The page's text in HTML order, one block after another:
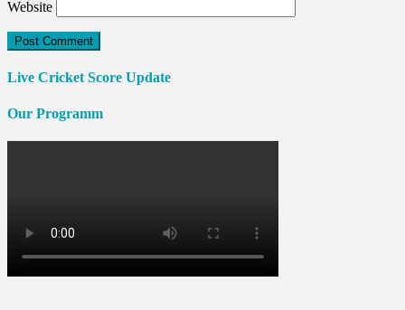
Website
Live Cricket Score Update
Our Programm